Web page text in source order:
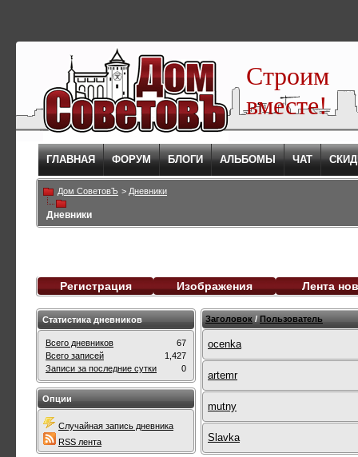
Строим
вместе!
ГЛАВНАЯ ФОРУМ БЛОГИ АЛЬБОМЫ ЧАТ
Дом СоветовЪ > Дневники
Дневники
Регистрация Изображения Лента
Заголовок / Пользователь
ocenka
artemr
mutny
Slavka
Статистика дневников
Всего дневников
67
Всего записей
1,427
Записи за последние сутки
0
Опции
Случайная запись дневника
RSS лента